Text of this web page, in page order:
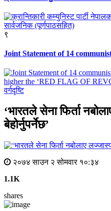
९
Joint Statement of 14
वर्गदृष्टि
‘भारतले सेना फिर्ता
बेहोर्नुपर्नेछ’
२०७४ साउन २ सोमवार १०:३४
1.1K
shares